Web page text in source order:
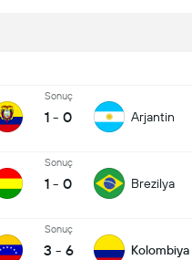
Sonuç
1 - 0 Arjantin
Sonuç
1 - 0 Brezilya
Sonuç
3 - 6 Kolombiya